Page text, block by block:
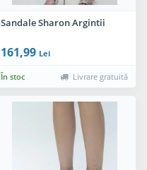
Sandale Sharon Argintii
161,99 Lei
În stoc Livrare gratuită